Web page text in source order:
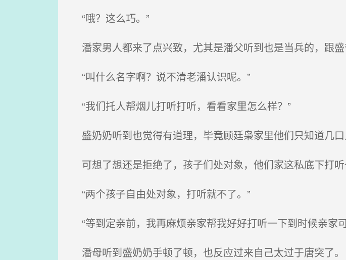
“哦？这么巧。”
潘家男人都来了点兴致，尤其是潘父听到也是当兵的，跟盛
“叫什么名字啊？说不清老潘认识呢。”
“我们托人帮烟儿打听打听，看看家里怎么样？”
盛奶奶听到也觉得有道理，毕竟顾廷枭家里他们只知道几口
可想了想还是拒绝了，孩子们处对象，他们家这私底下打听
“两个孩子自由处对象，打听就不了。”
“等到定亲前，我再麻烦亲家帮我好好打听一下到时候亲家
潘母听到盛奶奶手顿了顿，也反应过来自己太过于唐突了。